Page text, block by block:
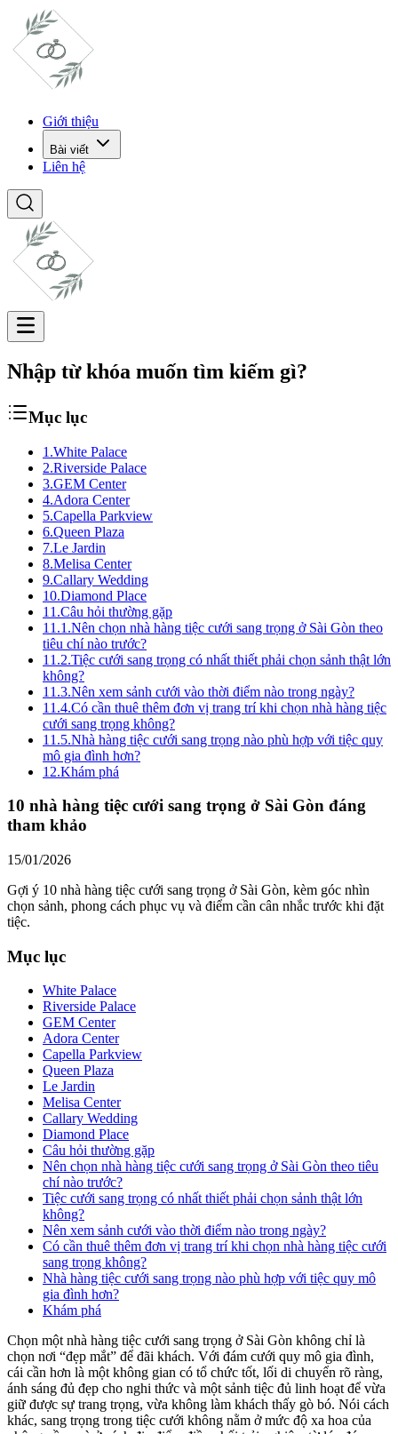
Giới thiệu
Bài viết
Liên hệ
Nhập từ khóa muốn tìm kiếm gì?
Mục lục
1.White Palace
2.Riverside Palace
3.GEM Center
4.Adora Center
5.Capella Parkview
6.Queen Plaza
7.Le Jardin
8.Melisa Center
9.Callary Wedding
10.Diamond Place
11.Câu hỏi thường gặp
11.1.Nên chọn nhà hàng tiệc cưới sang trọng ở Sài Gòn theo
tiêu chí nào trước?
11.2.Tiệc cưới sang trọng có nhất thiết phải chọn sảnh thật lớn
không?
11.3.Nên xem sảnh cưới vào thời điểm nào trong ngày?
11.4.Có cần thuê thêm đơn vị trang trí khi chọn nhà hàng tiệc
cưới sang trọng không?
11.5.Nhà hàng tiệc cưới sang trọng nào phù hợp với tiệc quy
mô gia đình hơn?
12.Khám phá
10 nhà hàng tiệc cưới sang trọng ở Sài Gòn đáng
tham khảo
15/01/2026
Gợi ý 10 nhà hàng tiệc cưới sang trọng ở Sài Gòn, kèm góc nhìn
chọn sảnh, phong cách phục vụ và điểm cần cân nhắc trước khi đặt
tiệc.
Mục lục
White Palace
Riverside Palace
GEM Center
Adora Center
Capella Parkview
Queen Plaza
Le Jardin
Melisa Center
Callary Wedding
Diamond Place
Câu hỏi thường gặp
Nên chọn nhà hàng tiệc cưới sang trọng ở Sài Gòn theo tiêu
chí nào trước?
Tiệc cưới sang trọng có nhất thiết phải chọn sảnh thật lớn
không?
Nên xem sảnh cưới vào thời điểm nào trong ngày?
Có cần thuê thêm đơn vị trang trí khi chọn nhà hàng tiệc cưới
sang trọng không?
Nhà hàng tiệc cưới sang trọng nào phù hợp với tiệc quy mô
gia đình hơn?
Khám phá
Chọn một nhà hàng tiệc cưới sang trọng ở Sài Gòn không chỉ là
chọn nơi “đẹp mắt” để đãi khách. Với đám cưới quy mô gia đình,
cái cần hơn là một không gian có tổ chức tốt, lối di chuyển rõ ràng,
ánh sáng đủ đẹp cho nghi thức và một sảnh tiệc đủ linh hoạt để vừa
giữ được sự trang trọng, vừa không làm khách thấy gò bó. Nói cách
khác, sang trọng trong tiệc cưới không nằm ở mức độ xa hoa của